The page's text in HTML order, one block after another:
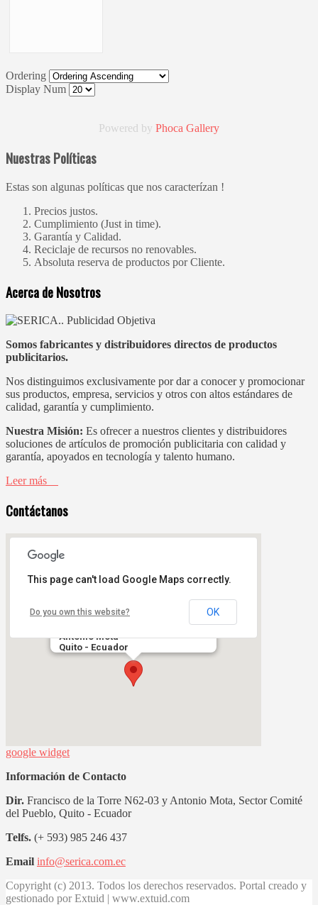
Ordering
Display Num
Powered by Phoca Gallery
Nuestras Políticas
Estas son algunas políticas que nos caracterízan !
Precios justos.
Cumplimiento (Just in time).
Garantía y Calidad.
Reciclaje de recursos no renovables.
Absoluta reserva de productos por Cliente.
Acerca de Nosotros
Somos fabricantes y distribuidores directos de productos
publicitarios.
Nos distinguimos exclusivamente por dar a conocer y promocionar
sus productos, empresa, servicios y otros con altos estándares de
calidad, garantía y cumplimiento.
Nuestra Misión: Es ofrecer a nuestros clientes y distribuidores
soluciones de artículos de promoción publicitaria con calidad y
garantía, apoyados en tecnología y talento humano.
Leer más
Contáctanos
Sector Comité del Pueblo,
Francisco de la Torre N62-03 y
Antonio Mota
Quito - Ecuador
This page can't load Google Maps correctly.
Do you own this website? OK
google widget
Información de Contacto
Dir. Francisco de la Torre N62-03 y Antonio Mota, Sector Comité
del Pueblo, Quito - Ecuador
Telfs. (+ 593) 985 246 437
Email info@serica.com.ec
Copyright (c) 2013. Todos los derechos reservados. Portal creado y
gestionado por Extuid | www.extuid.com